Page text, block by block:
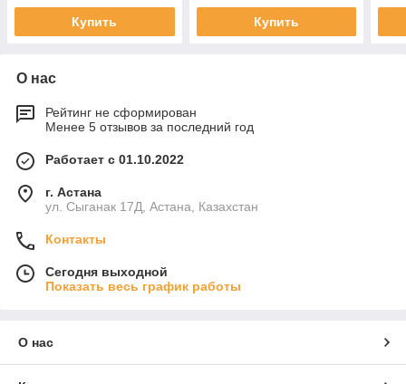
Купить Купить
О нас
Рейтинг не сформирован
Менее 5 отзывов за последний год
Работает с 01.10.2022
г. Астана
ул. Сыганак 17Д, Астана, Казахстан
Контакты
Сегодня выходной
Показать весь график работы
О нас